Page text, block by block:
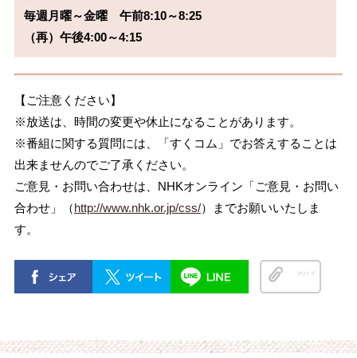
毎週月曜～金曜　午前8:10～8:25
（再）午後4:00～4:15
【ご注意ください】
※放送は、時間の変更や休止になることがあります。
※番組に関する質問には、「すくコム」でお答えすることは
出来ませんのでご了承ください。
ご意見・お問い合わせは、NHKオンライン「ご意見・お問い
合わせ」（http://www.nhk.or.jp/css/）までお願いいたしま
す。
クリップ